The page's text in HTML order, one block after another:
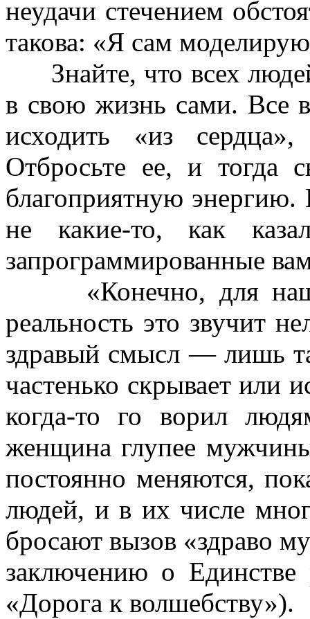
неудачи стечением
такова: «Я сам
Знайте, что всех
в свою жизнь сами. Все
исходить «из
Отбросьте ее, и тогда
благоприятную
не какие-то, как
запрограммированные
«Конечно, для
реальность это звучит
здравый смысл — лишь
частенько скрывает или
когда-то го ворил
женщина глупее
постоянно меняются,
людей, и в их числе
бросают вызов «здраво
заключению о
«Дорога к волшебству»).